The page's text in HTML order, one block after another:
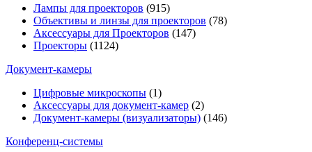
Лампы для проекторов (915)
Объективы и линзы для проекторов (78)
Аксессуары для Проекторов (147)
Проекторы (1124)
Документ-камеры
Цифровые микроскопы (1)
Аксессуары для документ-камер (2)
Документ-камеры (визуализаторы) (146)
Конференц-системы